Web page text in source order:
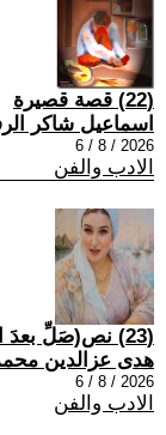
(22) قصة قصيرة
اسماعيل شاكر
2026 / 8 / 6
الادب والفن
(23) نص(صَلِّ بعدَ النَّحر)هدى عزالدين محمد.مصر.
هدى عزالدين
2026 / 8 / 6
الادب والفن